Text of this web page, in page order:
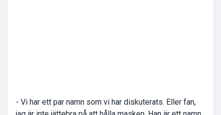
- Vi har ett par namn som vi har diskuterats. Eller fan,